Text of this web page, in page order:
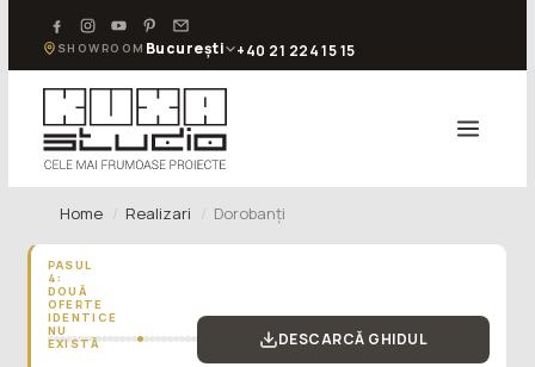
SHOWROOM București +40 21 224 15 15
Home Realizari Dorobanți
PASUL
4:
DOUĂ
OFERTE
IDENTICE
NU
EXISTĂ
DESCARCĂ GHIDUL